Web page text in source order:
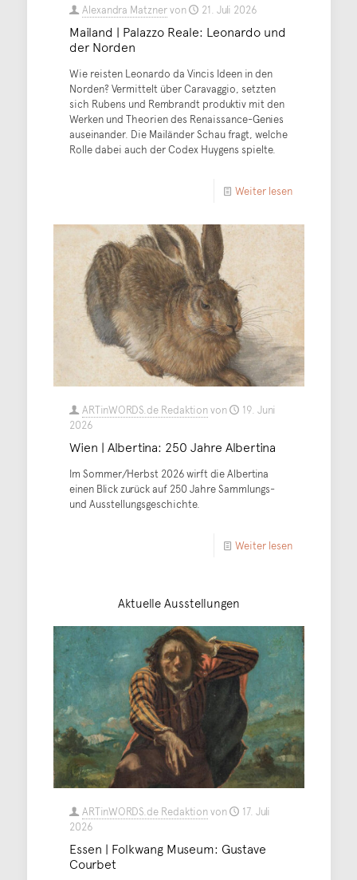
Alexandra Matznervon 21. Juli 2026
Mailand | Palazzo Reale: Leonardo und
der Norden
Wie reisten Leonardo da Vincis Ideen in den
Norden? Vermittelt über Caravaggio, setzten
sich Rubens und Rembrandt produktiv mit den
Werken und Theorien des Renaissance-Genies
auseinander. Die Mailänder Schau fragt, welche
Rolle dabei auch der Codex Huygens spielte.
Weiter lesen
ARTinWORDS.de Redaktionvon
19. Juni
2026
Wien | Albertina: 250 Jahre Albertina
Im Sommer/Herbst 2026 wirft die Albertina
einen Blick zurück auf 250 Jahre Sammlungs-
und Ausstellungsgeschichte.
Weiter lesen
Aktuelle Ausstellungen
ARTinWORDS.de Redaktionvon
17. Juli
2026
Essen | Folkwang Museum: Gustave
Courbet